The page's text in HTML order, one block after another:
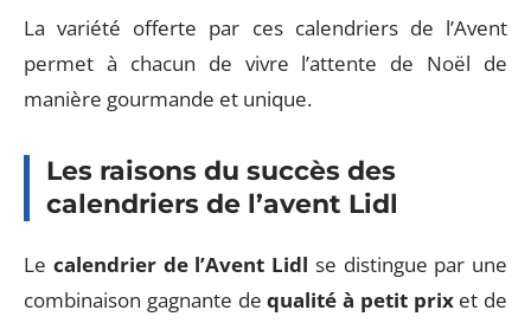
La variété offerte par ces calendriers de l’Avent
permet à chacun de vivre l’attente de Noël de
manière gourmande et unique.
Les raisons du succès des
calendriers de l’avent Lidl
Le calendrier de l’Avent Lidl se distingue par une
combinaison gagnante dequalité à petit prixet de